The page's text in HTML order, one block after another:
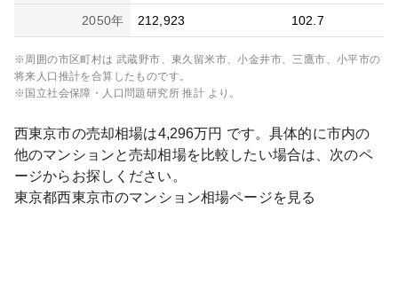
2050年 212,923 102.7
※周囲の市区町村は 武蔵野市、東久留米市、小金井市、三鷹市、小平市の
将来人口推計を合算したものです。
※国立社会保障・人口問題研究所 推計 より。
西東京市の売却相場は4,296万円 です。具体的に市内の
他のマンションと売却相場を比較したい場合は、次のペ
ージからお探しください。
東京都西東京市のマンション相場ページを見る